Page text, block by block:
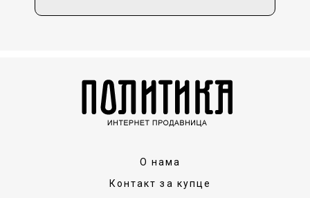
О нама
Контакт за купце